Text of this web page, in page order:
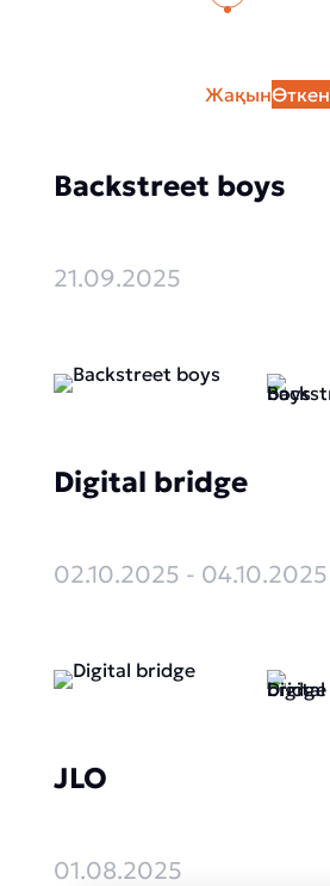
ЖақынӨткен
Backstreet boys
21.09.2025
Digital bridge
02.10.2025 - 04.10.2025
JLO
01.08.2025